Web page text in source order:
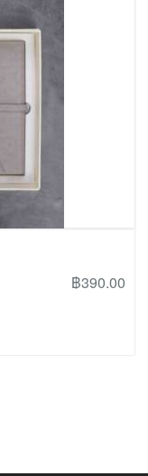
฿390.00